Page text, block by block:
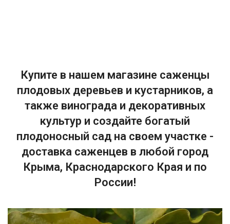
Купите в нашем магазине саженцы
плодовых деревьев и кустарников, а
также винограда и декоративных
культур и создайте богатый
плодоносный сад на своем участке -
доставка саженцев в любой город
Крыма, Краснодарского Края и по
России!